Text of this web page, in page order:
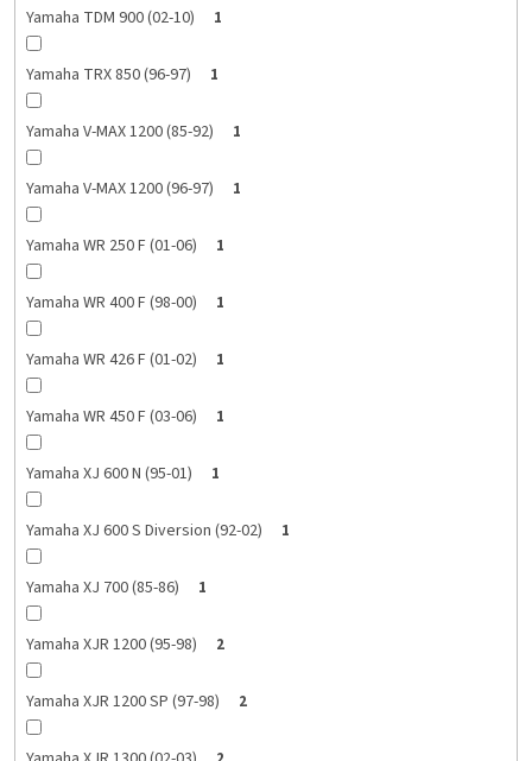
Yamaha TDM 900 (02-10) 1
Yamaha TRX 850 (96-97) 1
Yamaha V-MAX 1200 (85-92) 1
Yamaha V-MAX 1200 (96-97) 1
Yamaha WR 250 F (01-06) 1
Yamaha WR 400 F (98-00) 1
Yamaha WR 426 F (01-02) 1
Yamaha WR 450 F (03-06) 1
Yamaha XJ 600 N (95-01) 1
Yamaha XJ 600 S Diversion (92-02) 1
Yamaha XJ 700 (85-86) 1
Yamaha XJR 1200 (95-98) 2
Yamaha XJR 1200 SP (97-98) 2